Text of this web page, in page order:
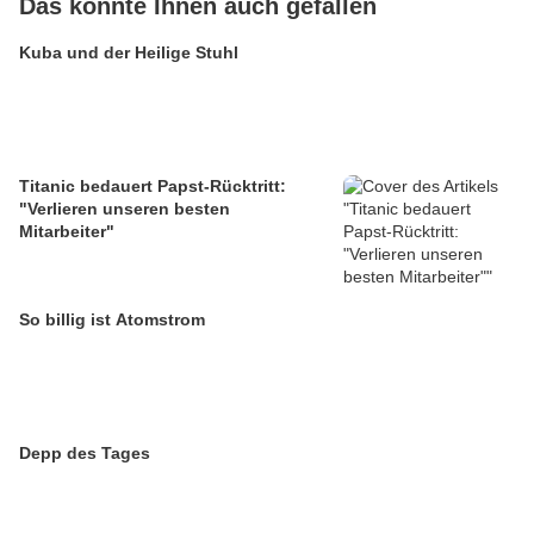
Das könnte Ihnen auch gefallen
Kuba und der Heilige Stuhl
Titanic bedauert Papst-Rücktritt:
"Verlieren unseren besten
Mitarbeiter"
So billig ist Atomstrom
Depp des Tages